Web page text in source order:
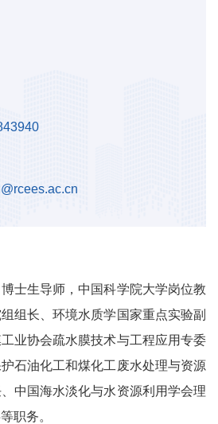
士生导师，中国科学院大学岗位教
组长、环境水质学国家重点实验副
业协会疏水膜技术与工程应用专委
石油化工和煤化工废水处理与资源
中国海水淡化与水资源利用学会理
职务。